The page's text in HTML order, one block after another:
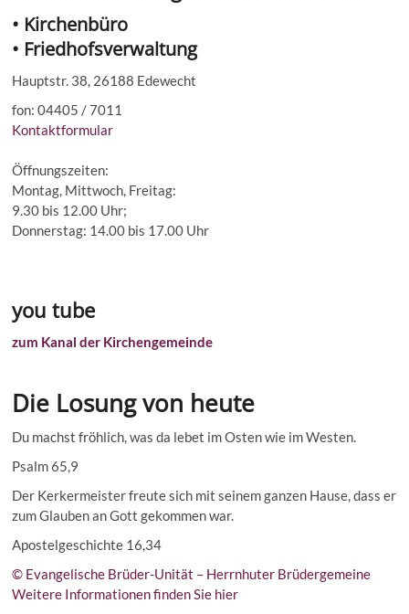
• Kirchenbüro
• Friedhofsverwaltung
Hauptstr. 38, 26188 Edewecht
fon: 04405 / 7011
Kontaktformular
Öffnungszeiten:
Montag, Mittwoch, Freitag:
9.30 bis 12.00 Uhr;
Donnerstag: 14.00 bis 17.00 Uhr
you tube
zum Kanal der Kirchengemeinde
Die Losung von heute
Du machst fröhlich, was da lebet im Osten wie im Westen.
Psalm 65,9
Der Kerkermeister freute sich mit seinem ganzen Hause, dass er
zum Glauben an Gott gekommen war.
Apostelgeschichte 16,34
© Evangelische Brüder-Unität – Herrnhuter Brüdergemeine
Weitere Informationen finden Sie hier